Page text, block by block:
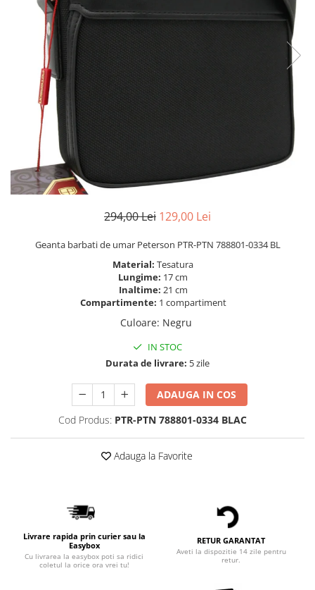
294,00 Lei 129,00 Lei
Geanta barbati de umar Peterson PTR-PTN 788801-0334 BL
Material: Tesatura
Lungime: 17 cm
Inaltime: 21 cm
Compartimente: 1 compartiment
Culoare: Negru
IN STOC
Durata de livrare: 5 zile
ADAUGA IN COS
Cod Produs: PTR-PTN 788801-0334 BLAC
Adauga la Favorite
Livrare rapida prin curier sau la
Easybox
Cu livrarea la easybox poti sa ridici
coletul la orice ora vrei tu!
RETUR GARANTAT
Aveti la dispozitie 14 zile pentru
retur.